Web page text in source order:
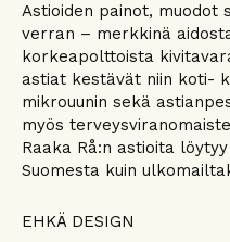
Astioiden painot, muodot
verran – merkkinä
korkeapolttoista
astiat kestävät niin koti-
mikrouunin sekä
myös
Raaka Rå:n astioita
Suomesta kuin
EHKÄ DESIGN